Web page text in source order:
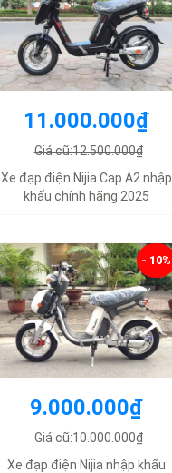
11.000.000₫
Giá cũ:12.500.000₫
Xe đạp điện Nijia Cap A2 nhập
khẩu chính hãng 2025
- 10%
9.000.000₫
Giá cũ:10.000.000₫
Xe đạp điện Nijia nhập khẩu